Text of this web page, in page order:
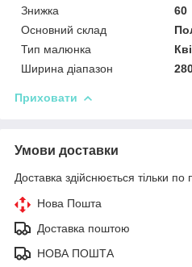
Знижка
60
Основний склад
Тип малюнка
Ширина діапазон
Приховати
Умови доставки
Доставка здійснюється тільки по
Нова Пошта
Доставка поштою
НОВА ПОШТА